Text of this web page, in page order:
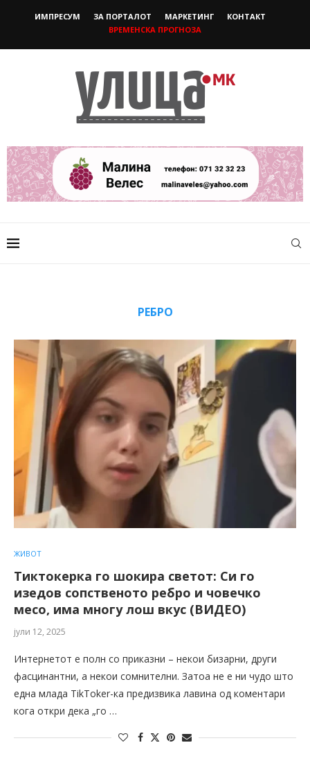
ИМПРЕСУМ ЗА ПОРТАЛОТ МАРКЕТИНГ
КОНТАКТ
ВРЕМЕНСКА ПРОГНОЗА
РЕБРО
ЖИВОТ
Тиктокерка го шокира светот: Си го
изедов сопственото ребро и човечко
месо, има многу лош вкус (ВИДЕО)
јули 12, 2025
Интернетот е полн со приказни – некои бизарни, други
фасцинантни, а некои сомнителни. Затоа не е ни чудо што
една млада TikToker-ка предизвика лавина од коментари
кога откри дека „го …